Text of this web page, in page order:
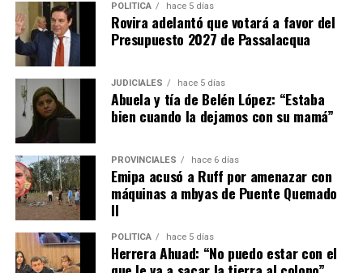
La firma fabrica cosechadoras de yerba mate, té y
tabaco, además de implementos agrícolas como
desmalezadoras, fumigadoras, fertilizadoras y otros
equipos adaptados a las condiciones productivas de
Misiones.
Ante la caída de las ventas de maquinaria en los últimos
años, la empresa decidió diversificar su actividad
incorporando reparaciones, servicios de corte con
pantógrafo y trabajos de diseño para terceros.
“Nos abrimos un poco para no dejar sin trabajo a los
muchachos. Formar un operario lleva años y perder ese
capital humano sería un retroceso enorme”, afirmó
POLÍTICA hace 5 días
Rovira adelantó que votará a favor del
Presupuesto 2027 de Passalacqua
JUDICIALES hace 5 días
Abuela y tía de Belén López: “Estaba
bien cuando la dejamos con su mamá”
PROVINCIALES hace 6 días
Emipa acusó a Ruff por amenazar con
máquinas a mbyas de Puente Quemado
II
POLÍTICA hace 5 días
Herrera Ahuad: “No puedo estar con el